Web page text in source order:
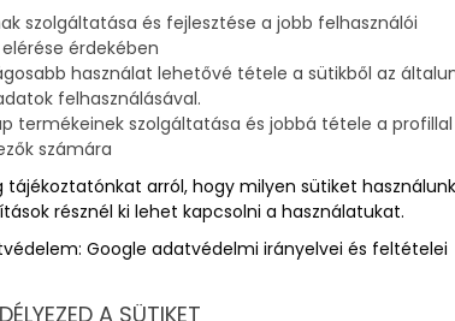
szolgáltatása és fejlesztése a jobb felhasználói
érdekében
használat lehetővé tétele a sütikből az
felhasználásával.
termékeinek szolgáltatása és jobbá tétele a profillal
számára
tájékoztatónkat arról, hogy milyen sütiket
résznél ki lehet kapcsolni a használatukat.
Google adatvédelmi irányelvei és feltételei
A SÜTIKET